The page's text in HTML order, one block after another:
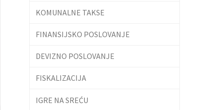
KOMUNALNE TAKSE
FINANSIJSKO POSLOVANJE
DEVIZNO POSLOVANJE
FISKALIZACIJA
IGRE NA SREĆU